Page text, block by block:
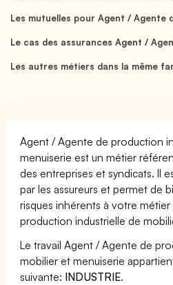
Les mutuelles pour Agent / Agente
Le cas des assurances Agent /
Les autres métiers dans la même
Agent / Agente de production
menuiserie est un métier
des entreprises et syndicats. Il
par les assureurs et permet de
risques inhérents à votre
production industrielle de
Le travail Agent / Agente de
mobilier et menuiserie
suivante: INDUSTRIE.